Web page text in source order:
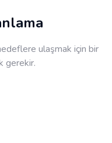
ulaşmak için bir
gerekir.